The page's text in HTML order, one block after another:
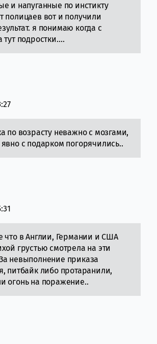
и напуганные по инстикту
полицаев вот и получили
я понимаю когда с
тут подростки….
по возрасту неважно с мозгами,
с подарком погорячились..
что в Англии, Германии и США
грустью смотрела на эти
невыполнение приказа
питбайк либо протаранили,
огонь на поражение..